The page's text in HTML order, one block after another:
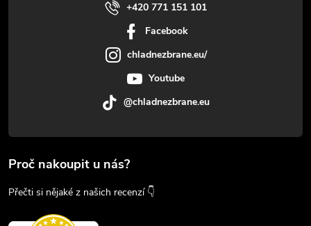
+420 771 151 101
Facebook
chladnezbrane.eu/
Youtube
@chladnezbrane.eu
Proč nakoupit u nás?
Přečti si nějaké z našich recenzí 👇